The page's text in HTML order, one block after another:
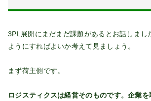
3PL展開にまだまだ課題があるとお話しまし
ようにすればよいか考えて見ましょう。
まず荷主側です。
ロジスティクスは経営そのものです。企業